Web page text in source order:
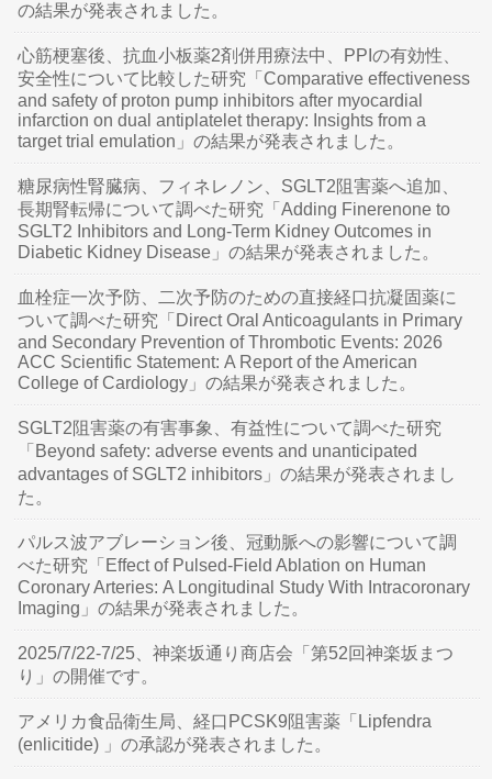
の結果が発表されました。
心筋梗塞後、抗血小板薬2剤併用療法中、PPIの有効性、
安全性について比較した研究「Comparative effectiveness
and safety of proton pump inhibitors after myocardial
infarction on dual antiplatelet therapy: Insights from a
target trial emulation」の結果が発表されました。
糖尿病性腎臓病、フィネレノン、SGLT2阻害薬へ追加、
長期腎転帰について調べた研究「Adding Finerenone to
SGLT2 Inhibitors and Long-Term Kidney Outcomes in
Diabetic Kidney Disease」の結果が発表されました。
血栓症一次予防、二次予防のための直接経口抗凝固薬に
ついて調べた研究「Direct Oral Anticoagulants in Primary
and Secondary Prevention of Thrombotic Events: 2026
ACC Scientific Statement: A Report of the American
College of Cardiology」の結果が発表されました。
SGLT2阻害薬の有害事象、有益性について調べた研究
「Beyond safety: adverse events and unanticipated
advantages of SGLT2 inhibitors」の結果が発表されまし
た。
パルス波アブレーション後、冠動脈への影響について調
べた研究「Effect of Pulsed-Field Ablation on Human
Coronary Arteries: A Longitudinal Study With Intracoronary
Imaging」の結果が発表されました。
2025/7/22-7/25、神楽坂通り商店会「第52回神楽坂まつ
り」の開催です。
アメリカ食品衛生局、経口PCSK9阻害薬「Lipfendra
(enlicitide) 」の承認が発表されました。